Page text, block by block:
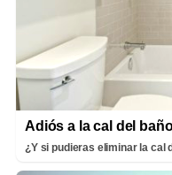
Adiós a la cal del
¿Y si pudieras eliminar la cal